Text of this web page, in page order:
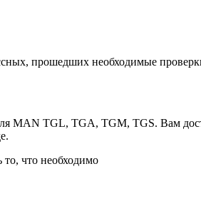
прошедших необходимые
MAN TGL, TGA, TGM, TGS. Вам
что необходимо